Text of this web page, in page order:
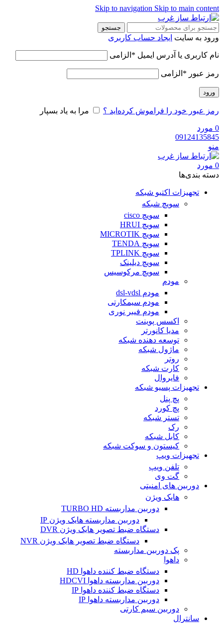
Skip to navigationSkip to main
جستجو
به سایتایجاد حساب کاربری
کاربری یا آدرس ایمیل*الزامی
عبور*الزامی
عبور خود را فراموش کرده‌اید ؟ مرا به یاد بسپار
بندی‌ها
تجهیزات اکتیو شبکه
سویچ شبکه
سویچ cisco
سویچ HRUI
سویچ MICROTIK
سویچ TENDA
سویچ TPLINK
سویچ دیلینک
سویچ مرکوسیس
مودم
مودم dsl-vdsl
مودم سیمکارتی
مودم فیبر نوری
اکسس پوینت
مدیا کانورتر
توسعه دهنده شبکه
ماژول شبکه
روتر
کارت شبکه
فایروال
تجهیزات پسیو شبکه
پچ پنل
پچ کورد
تستر شبکه
رک
کابل شبکه
کیستون و سوکت شبکه
تجهیزات ویپ
تلفن ویپ
گت وی
دوربین های امنیتی
هایک ویژن
دوربین مداربسته TURBO HD
دوربین مداربسته هایک ویژن IP
دستگاه ضبط تصویر هایک ویژن DVR
دستگاه ضبط تصویر هایک ویژن NVR
پک دوربین مداربسته
داهوا
دستگاه ضبط کننده داهوا HD
دوربین مداربسته داهوا HDCVI
دستگاه ضبط کننده داهوا IP
دوربین مداربسته داهوا IP
دوربین سیم کارتی
سانترال